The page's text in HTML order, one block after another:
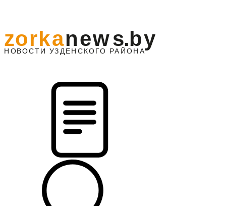
НО ВОСТИ УЗДЕНС КО ГО РАЙОНА
zorkanews.by